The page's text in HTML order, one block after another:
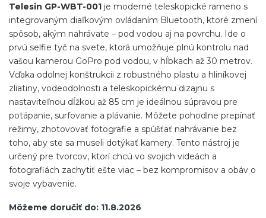
Môžeme doručiť do: 11.8.2026
Telesin GP-WBT-001 je moderné teleskopické rameno s
integrovaným diaľkovým ovládaním Bluetooth, ktoré zmení
spôsob, akým nahrávate – pod vodou aj na povrchu. Ide o
prvú selfie tyč na svete, ktorá umožňuje plnú kontrolu nad
vašou kamerou GoPro pod vodou, v hĺbkach až 30 metrov.
Vďaka odolnej konštrukcii z robustného plastu a hliníkovej
zliatiny, vodeodolnosti a teleskopickému dizajnu s
nastaviteľnou dĺžkou až 85 cm je ideálnou súpravou pre
potápanie, surfovanie a plávanie. Môžete pohodlne prepínať
režimy, zhotovovať fotografie a spúšťať nahrávanie bez
toho, aby ste sa museli dotýkať kamery. Tento nástroj je
určený pre tvorcov, ktorí chcú vo svojich videách a
fotografiách zachytiť ešte viac – bez kompromisov a obáv o
svoje vybavenie.